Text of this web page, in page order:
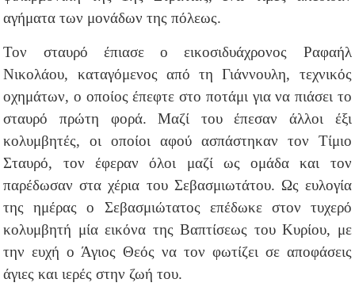
αγήματα των μονάδων της πόλεως.
Τον σταυρό έπιασε ο εικοσιδυάχρονος Ραφαήλ
Νικολάου, καταγόμενος από τη Γιάννουλη, τεχνικός
οχημάτων, ο οποίος έπεφτε στο ποτάμι για να πιάσει το
σταυρό πρώτη φορά. Μαζί του έπεσαν άλλοι έξι
κολυμβητές, οι οποίοι αφού ασπάστηκαν τον Τίμιο
Σταυρό, τον έφεραν όλοι μαζί ως ομάδα και τον
παρέδωσαν στα χέρια του Σεβασμιωτάτου. Ως ευλογία
της ημέρας ο Σεβασμιώτατος επέδωκε στον τυχερό
κολυμβητή μία εικόνα της Βαπτίσεως του Κυρίου, με
την ευχή ο Άγιος Θεός να τον φωτίζει σε αποφάσεις
άγιες και ιερές στην ζωή του.